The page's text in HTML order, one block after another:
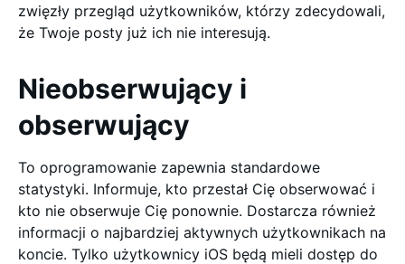
zwięzły przegląd użytkowników, którzy zdecydowali,
że Twoje posty już ich nie interesują.
Nieobserwujący i
obserwujący
To oprogramowanie zapewnia standardowe
statystyki. Informuje, kto przestał Cię obserwować i
kto nie obserwuje Cię ponownie. Dostarcza również
informacji o najbardziej aktywnych użytkownikach na
koncie. Tylko użytkownicy iOS będą mieli dostęp do